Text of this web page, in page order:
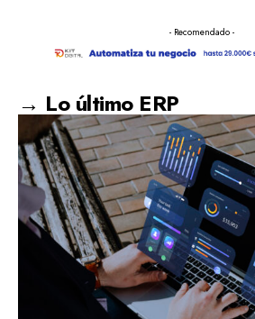
- Recomendado -
→ Lo último ERP